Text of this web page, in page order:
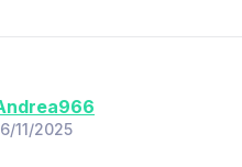
11/2025